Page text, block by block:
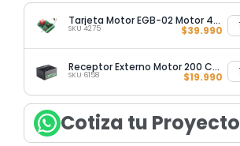
Tarjeta Motor EGB-02 Motor 400-650-2000KG
SKU 4275 $39.990
Receptor Externo Motor 200 Códigos
SKU 6158 $19.990
Cotiza tu Proyecto